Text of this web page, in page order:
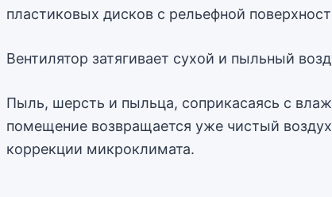
пластиковых дисков с рельефной
Вентилятор затягивает сухой и пыльный
Пыль, шерсть и пыльца, соприкасаясь с
помещение возвращается уже чистый
коррекции микроклимата.